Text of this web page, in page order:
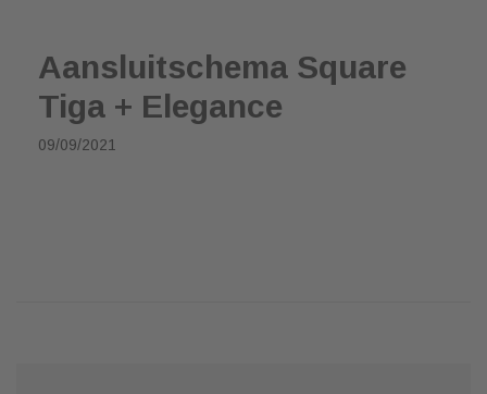
Aansluitschema Square
Tiga + Elegance
09/09/2021